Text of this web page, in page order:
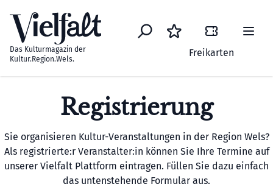
Das Kulturmagazin der
Kultur.Region.Wels.
Freikarten
Registrierung
Sie organisieren Kultur-Veranstaltungen in der Region Wels?
Als registrierte:r Veranstalter:in können Sie Ihre Termine auf
unserer Vielfalt Plattform eintragen. Füllen Sie dazu einfach
das untenstehende Formular aus.